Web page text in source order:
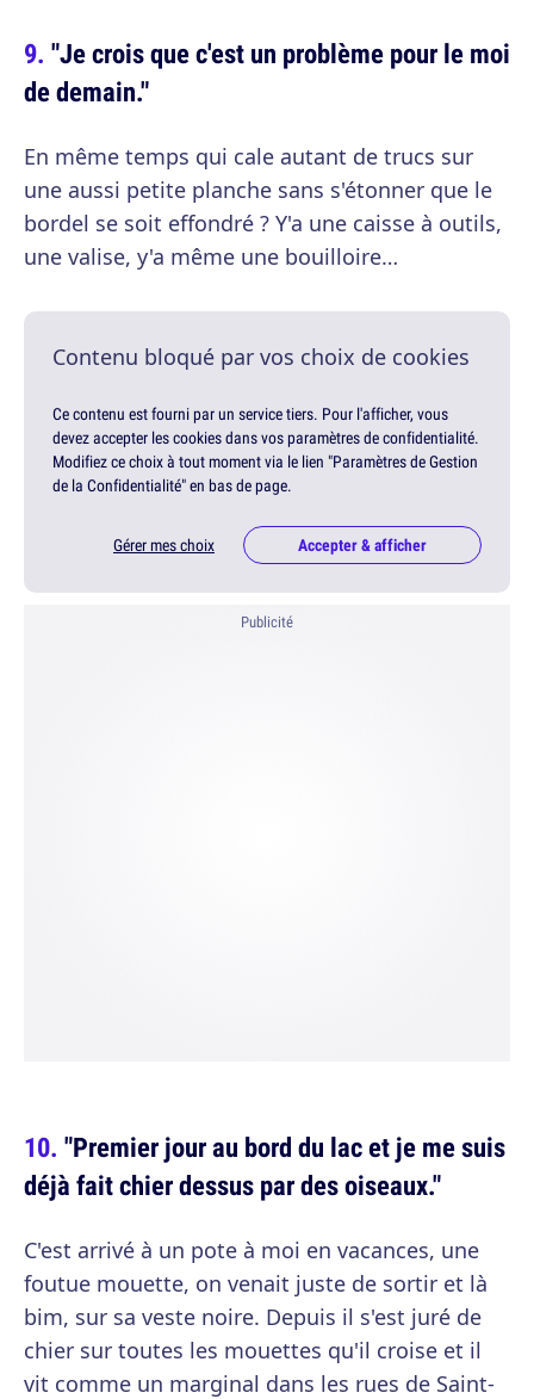
"Je crois que c'est un problème pour le moi
de demain."
En même temps qui cale autant de trucs sur
une aussi petite planche sans s'étonner que le
bordel se soit effondré ? Y'a une caisse à outils,
une valise, y'a même une bouilloire…
Contenu bloqué par vos choix de cookies
Ce contenu est fourni par un service tiers. Pour l'afficher, vous
devez accepter les cookies dans vos paramètres de confidentialité.
Modifiez ce choix à tout moment via le lien "Paramètres de Gestion
de la Confidentialité" en bas de page.
Gérer mes choix Accepter & afficher
Publicité
"Premier jour au bord du lac et je me suis
déjà fait chier dessus par des oiseaux."
C'est arrivé à un pote à moi en vacances, une
foutue mouette, on venait juste de sortir et là
bim, sur sa veste noire. Depuis il s'est juré de
chier sur toutes les mouettes qu'il croise et il
vit comme un marginal dans les rues de Saint-